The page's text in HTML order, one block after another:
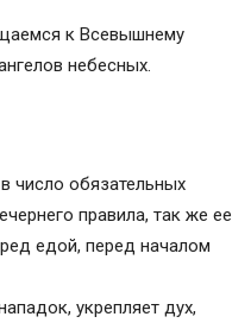
и перед какой
Наш?
Отче Наш?
на русском
полностью
русском
к Всевышнему
небесных.
число обязательных
правила, так же ее
едой, перед началом
укрепляет дух,